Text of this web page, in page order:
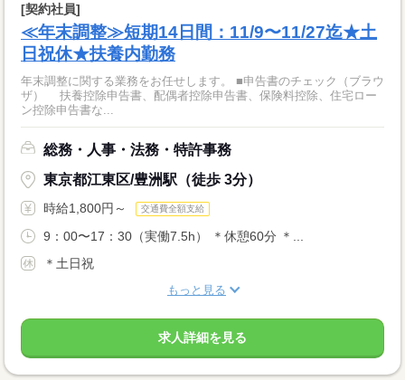
[契約社員]
≪年末調整≫短期14日間：11/9〜11/27迄★土
日祝休★扶養内勤務
年末調整に関する業務をお任せします。 ■申告書のチェック（ブラウ
ザ） 扶養控除申告書、配偶者控除申告書、保険料控除、住宅ロー
ン控除申告書な...
総務・人事・法務・特許事務
東京都江東区/豊洲駅（徒歩 3分）
時給1,800円～ 交通費全額支給
9：00〜17：30（実働7.5h） ＊休憩60分 ＊...
＊土日祝
もっと見る
求人詳細を見る